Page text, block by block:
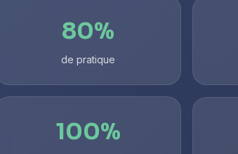
80%
de pratique
100%